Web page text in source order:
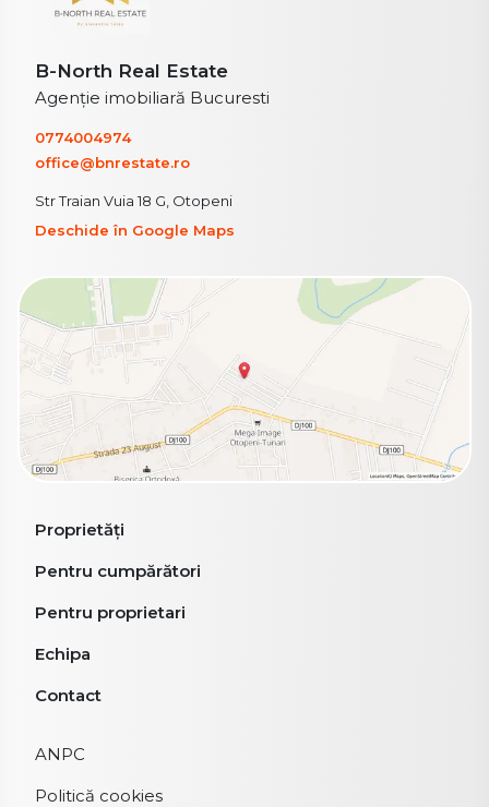
B-North Real Estate
Agenție imobiliară Bucuresti
0774004974
office@bnrestate.ro
Str Traian Vuia 18 G, Otopeni
Deschide în Google Maps
Proprietăți
Pentru cumpărători
Pentru proprietari
Echipa
Contact
ANPC
Politică cookies